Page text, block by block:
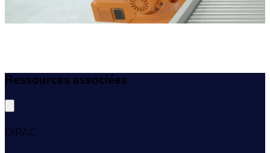
Ressources associées
DIPAC